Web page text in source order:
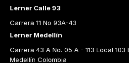
Lerner Calle 93
Carrera 11 No 93A-43
Lerner Medellín
Carrera 43 A No. 05 A - 113 Local 103
Medellín Colombia